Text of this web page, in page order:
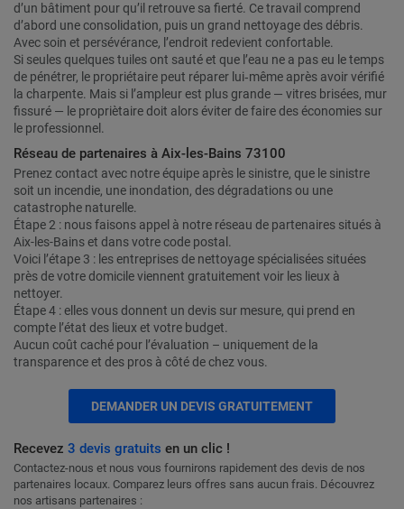
d’un bâtiment pour qu’il retrouve sa fierté. Ce travail comprend
d’abord une consolidation, puis un grand nettoyage des débris.
Avec soin et persévérance, l’endroit redevient confortable.
Si seules quelques tuiles ont sauté et que l’eau ne a pas eu le temps
de pénétrer, le propriétaire peut réparer lui‑même après avoir vérifié
la charpente. Mais si l’ampleur est plus grande — vitres brisées, mur
fissuré — le propriètaire doit alors éviter de faire des économies sur
le professionnel.
Réseau de partenaires à Aix-les-Bains 73100
Prenez contact avec notre équipe après le sinistre, que le sinistre
soit un incendie, une inondation, des dégradations ou une
catastrophe naturelle.
Étape 2 : nous faisons appel à notre réseau de partenaires situés à
Aix-les-Bains et dans votre code postal.
Voici l’étape 3 : les entreprises de nettoyage spécialisées situées
près de votre domicile viennent gratuitement voir les lieux à
nettoyer.
Étape 4 : elles vous donnent un devis sur mesure, qui prend en
compte l’état des lieux et votre budget.
Aucun coût caché pour l’évaluation – uniquement de la
transparence et des pros à côté de chez vous.
DEMANDER UN DEVIS GRATUITEMENT
Recevez 3 devis gratuits en un clic !
Contactez-nous et nous vous fournirons rapidement des devis de nos
partenaires locaux. Comparez leurs offres sans aucun frais. Découvrez
nos artisans partenaires :